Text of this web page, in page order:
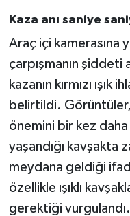
Kaza anı saniye
Araç içi kamerasına
çarpışmanın şiddeti
kazanın kırmızı
belirtildi. Görüntüler,
önemini bir kez
yaşandığı kavşakta
meydana geldiği
özellikle ışıklı
gerektiği vurgulandı.